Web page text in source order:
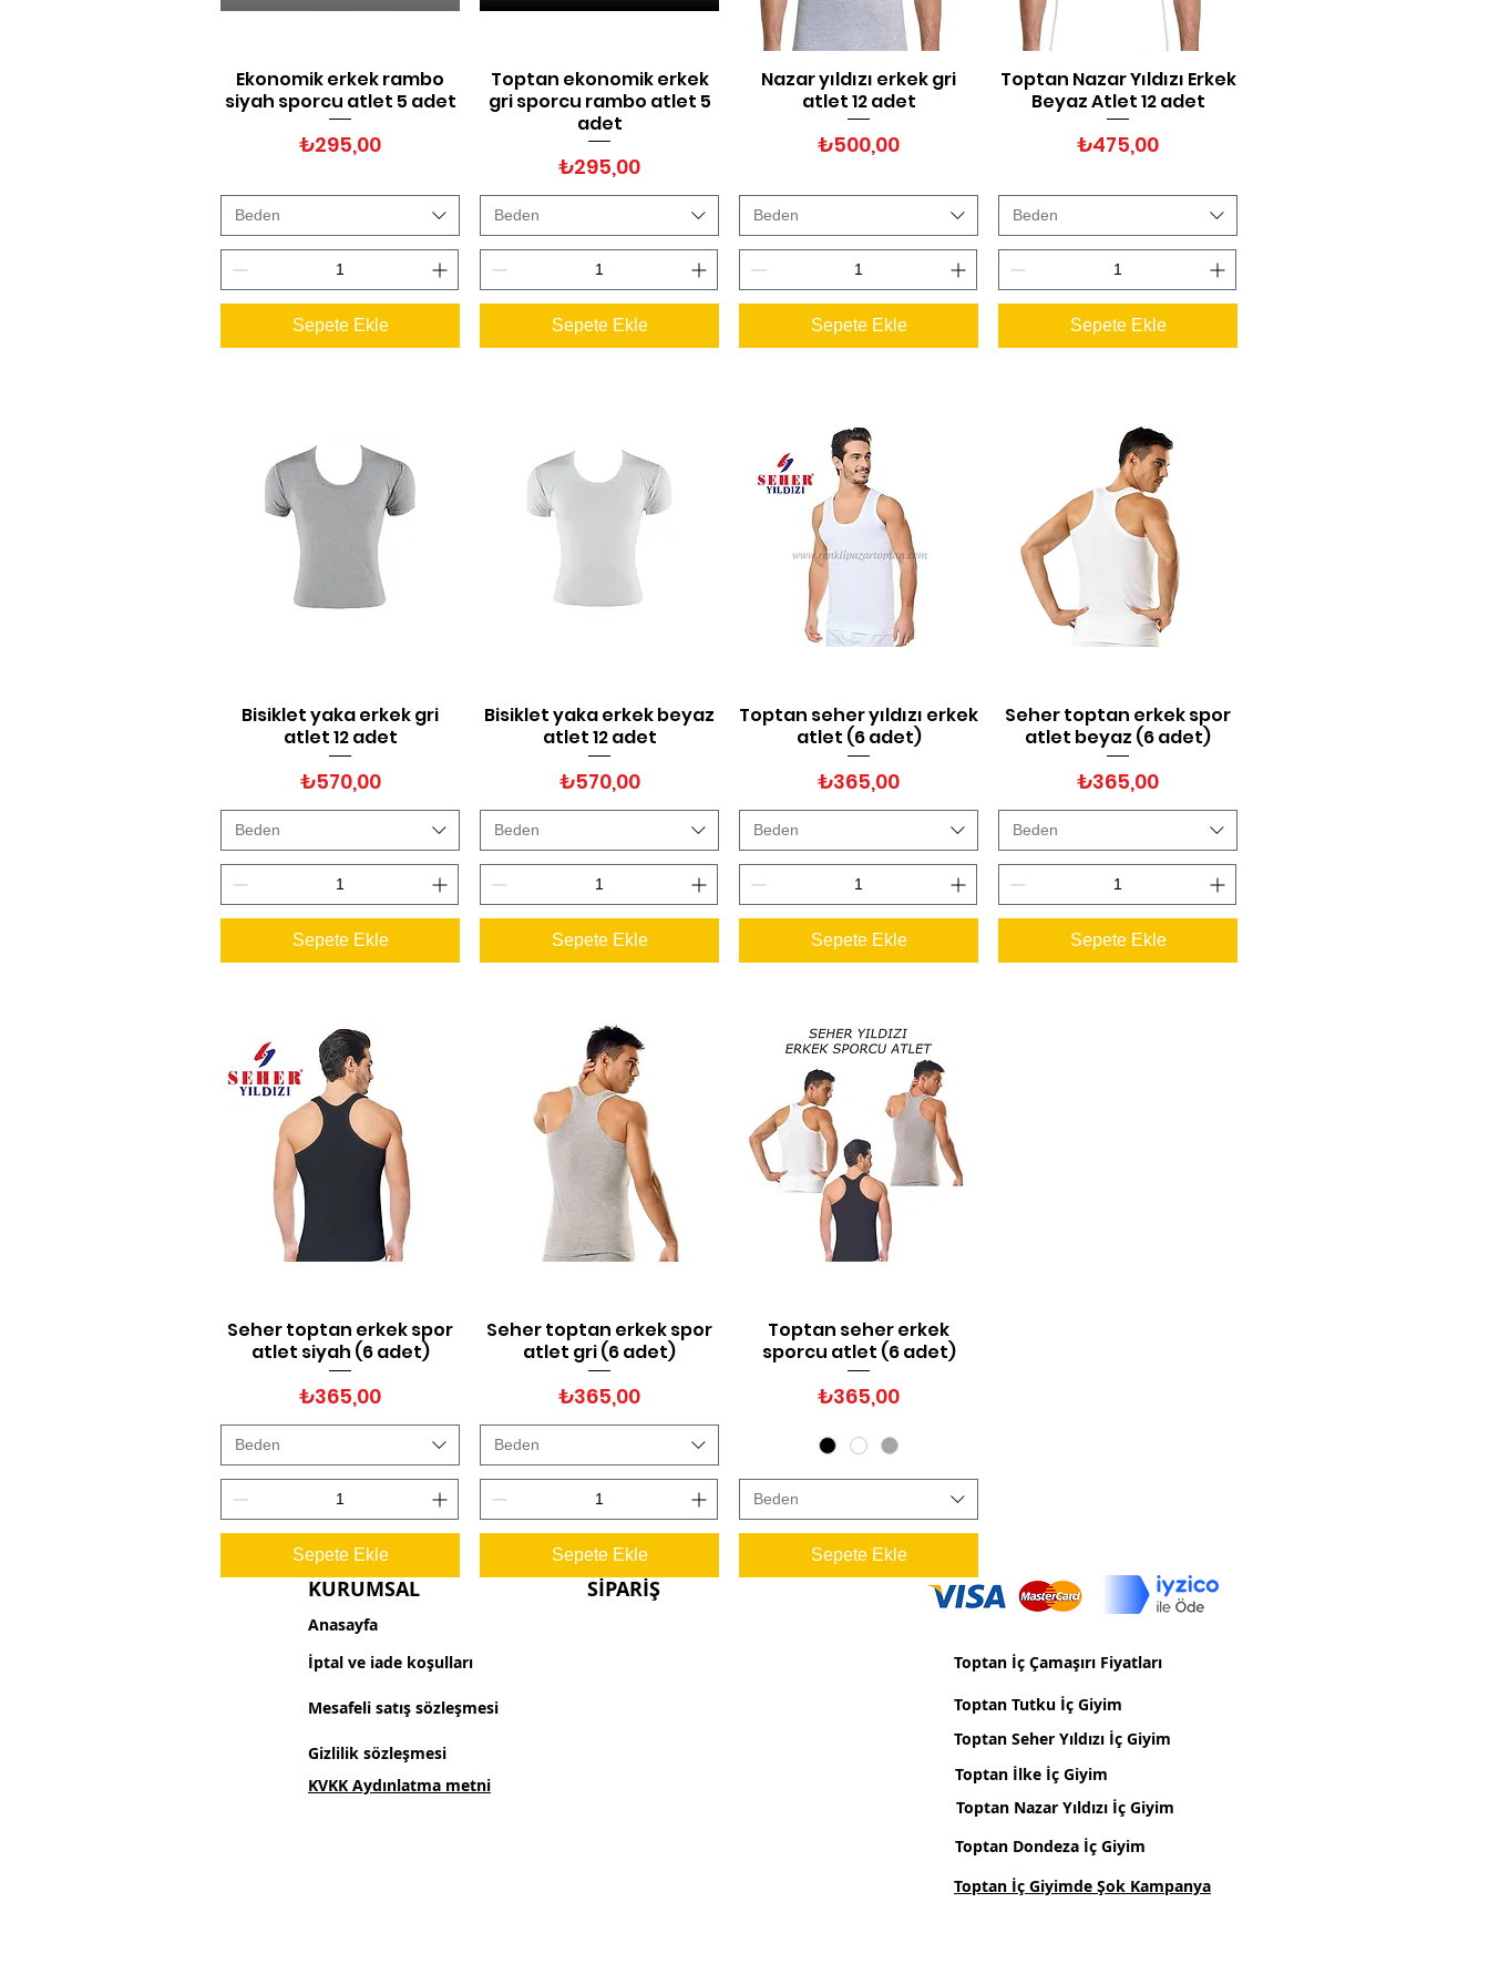
Hızlı Bakış
Ekonomik erkek rambo
siyah sporcu atlet 5 adet
Fiyat
₺295,00
Beden
Sepete Ekle
Hızlı Bakış
Toptan ekonomik erkek
gri sporcu rambo atlet 5
adet
Fiyat
₺295,00
Beden
Sepete Ekle
Hızlı Bakış
Nazar yıldızı erkek gri
atlet 12 adet
Fiyat
₺500,00
Beden
Sepete Ekle
Hızlı Bakış
Toptan Nazar Yıldızı Erkek
Beyaz Atlet 12 adet
Fiyat
₺475,00
Beden
Sepete Ekle
Hızlı Bakış
Bisiklet yaka erkek gri
atlet 12 adet
Fiyat
₺570,00
Beden
Sepete Ekle
Hızlı Bakış
Bisiklet yaka erkek beyaz
atlet 12 adet
Fiyat
₺570,00
Beden
Sepete Ekle
Hızlı Bakış
Toptan seher yıldızı erkek
atlet (6 adet)
Fiyat
₺365,00
Beden
Sepete Ekle
Hızlı Bakış
Seher toptan erkek spor
atlet beyaz (6 adet)
Fiyat
₺365,00
Beden
Sepete Ekle
Hızlı Bakış
Seher toptan erkek spor
atlet siyah (6 adet)
Fiyat
₺365,00
Beden
Sepete Ekle
Hızlı Bakış
Seher toptan erkek spor
atlet gri (6 adet)
Fiyat
₺365,00
Beden
Sepete Ekle
Hızlı Bakış
Toptan seher erkek
sporcu atlet (6 adet)
Fiyat
₺365,00
Beden
Sepete Ekle
KURUMSAL SİPARİŞ
Anasayfa
İptal ve iade koşulları
Mesafeli satış sözleşmesi
Gizlilik sözleşmesi
KVKK Aydınlatma metni
Toptan İç Çamaşırı Fiyatları
Toptan Tutku İç Giyim
Toptan Seher Yıldızı İç Giyim
Toptan İlke İç Giyim
Toptan Nazar Yıldızı İç Giyim
Toptan Dondeza İç Giyim
Toptan İç Giyimde Şok Kampanya